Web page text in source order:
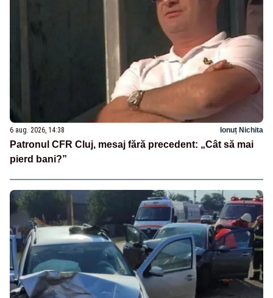
6 aug. 2026, 14:38 Ionuț Nichita
Patronul CFR Cluj, mesaj fără precedent: „Cât să mai
pierd bani?”